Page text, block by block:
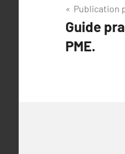
de
l’article
Publication
Guide
PME.